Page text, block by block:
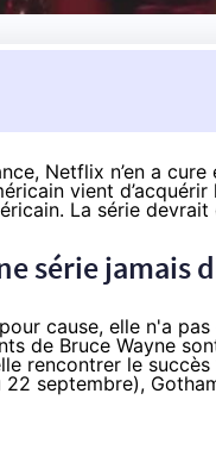
Netflix n’en a
vient d’acquérir
La série
série jamais
cause, elle n'a
de Bruce Wayne
rencontrer le
septembre),